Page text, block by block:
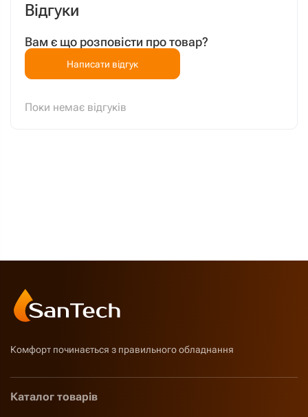
Відгуки
Вам є що розповісти про товар?
Написати відгук
Поки немає відгуків
Комфорт починається з правильного обладнання
Каталог товарів